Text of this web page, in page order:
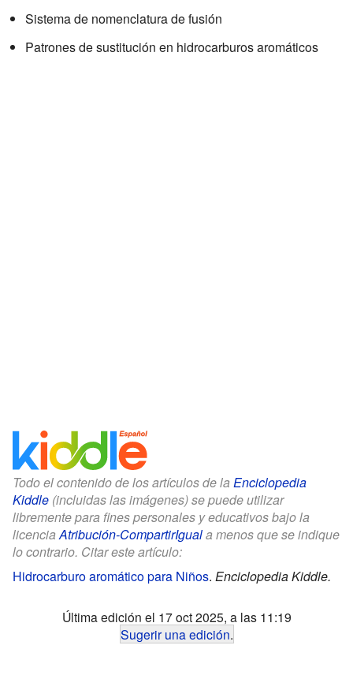
Sistema de nomenclatura de fusión
Patrones de sustitución en hidrocarburos aromáticos
Todo el contenido de los artículos de la Enciclopedia
Kiddle (incluidas las imágenes) se puede utilizar
libremente para fines personales y educativos bajo la
licenciaAtribución-CompartirIguala menos que se indique
lo contrario. Citar este artículo:
Hidrocarburo aromático para Niños. Enciclopedia Kiddle.
Última edición el 17 oct 2025, a las 11:19
Sugerir una edición.